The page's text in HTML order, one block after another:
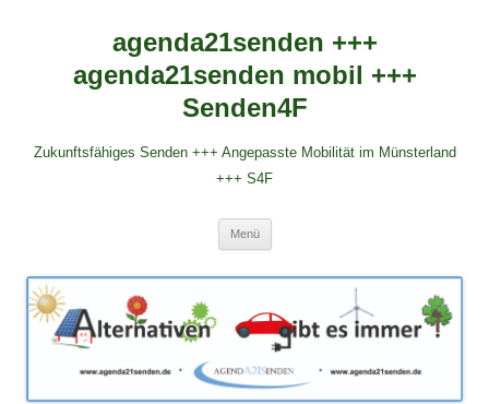
agenda21senden +++
agenda21senden mobil +++
Senden4F
Zukunftsfähiges Senden +++ Angepasste Mobilität im Münsterland
+++ S4F
Menü